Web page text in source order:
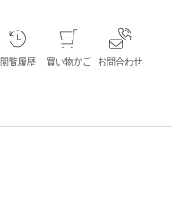
閲覧履歴 買い物かご お問合わせ